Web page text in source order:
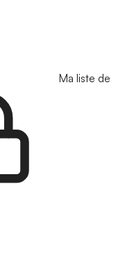
Ma liste de